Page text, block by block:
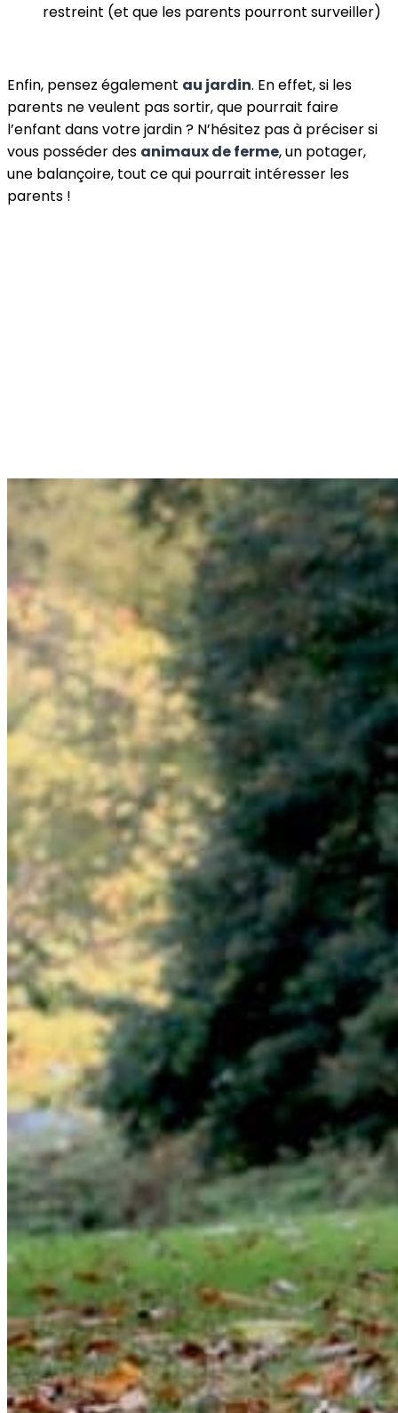
restreint (et que les parents pourront surveiller)
Enfin, pensez également au jardin. En effet, si les
parents ne veulent pas sortir, que pourrait faire
l’enfant dans votre jardin ? N’hésitez pas à préciser si
vous posséder des animaux de ferme, un potager,
une balançoire, tout ce qui pourrait intéresser les
parents !